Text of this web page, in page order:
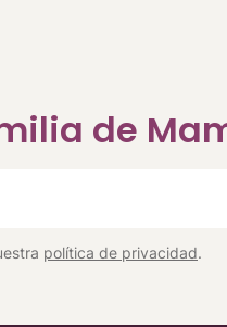
de
política de privacidad.